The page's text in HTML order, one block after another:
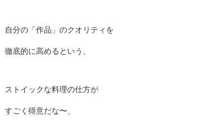
自分の「作品」のクオリティを
徹底的に高めるという、
ストイックな料理の仕方が
すごく得意だな〜、